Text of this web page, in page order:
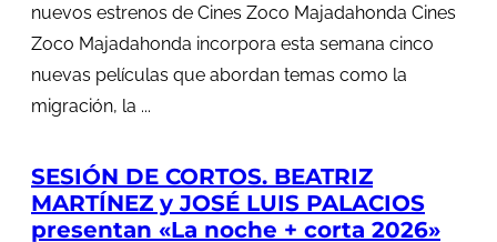
nuevos estrenos de Cines Zoco Majadahonda Cines
Zoco Majadahonda incorpora esta semana cinco
nuevas películas que abordan temas como la
migración, la ...
SESIÓN DE CORTOS. BEATRIZ
MARTÍNEZ y JOSÉ LUIS PALACIOS
presentan «La noche + corta 2026»